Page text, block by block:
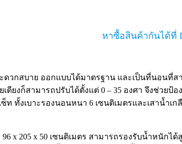
หาซื้อสินค้ากันได้ที่
ดวกสบาย ออกแบบได้มาตรฐาน และเป็นที่นอนที่ส
ยงก็สามารถปรับได้ตั้งแต่ 0 – 35 องศา จึงช่วยป้
ทั้งเบาะรองนอนหนา 6 เซนติเมตรและเสาน้ำ
x 205 x 50 เซนติเมตร สามารถรองรับน้ำหนักได้